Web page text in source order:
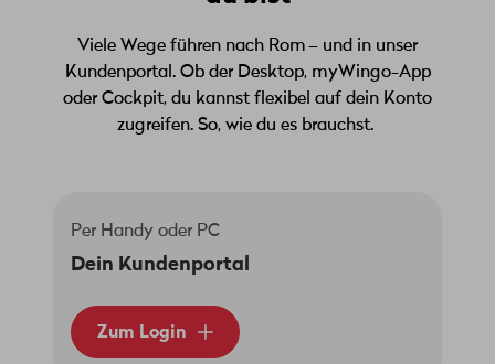
Viele Wege führen nach Rom – und in unser
Kundenportal. Ob der Desktop, myWingo-App
oder Cockpit, du kannst flexibel auf dein Konto
zugreifen. So, wie du es brauchst.
Per Handy oder PC
Dein Kundenportal
Zum Login